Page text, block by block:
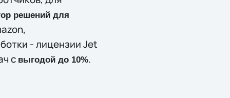
решений для
- лицензии Jet
с выгодой до 10%.